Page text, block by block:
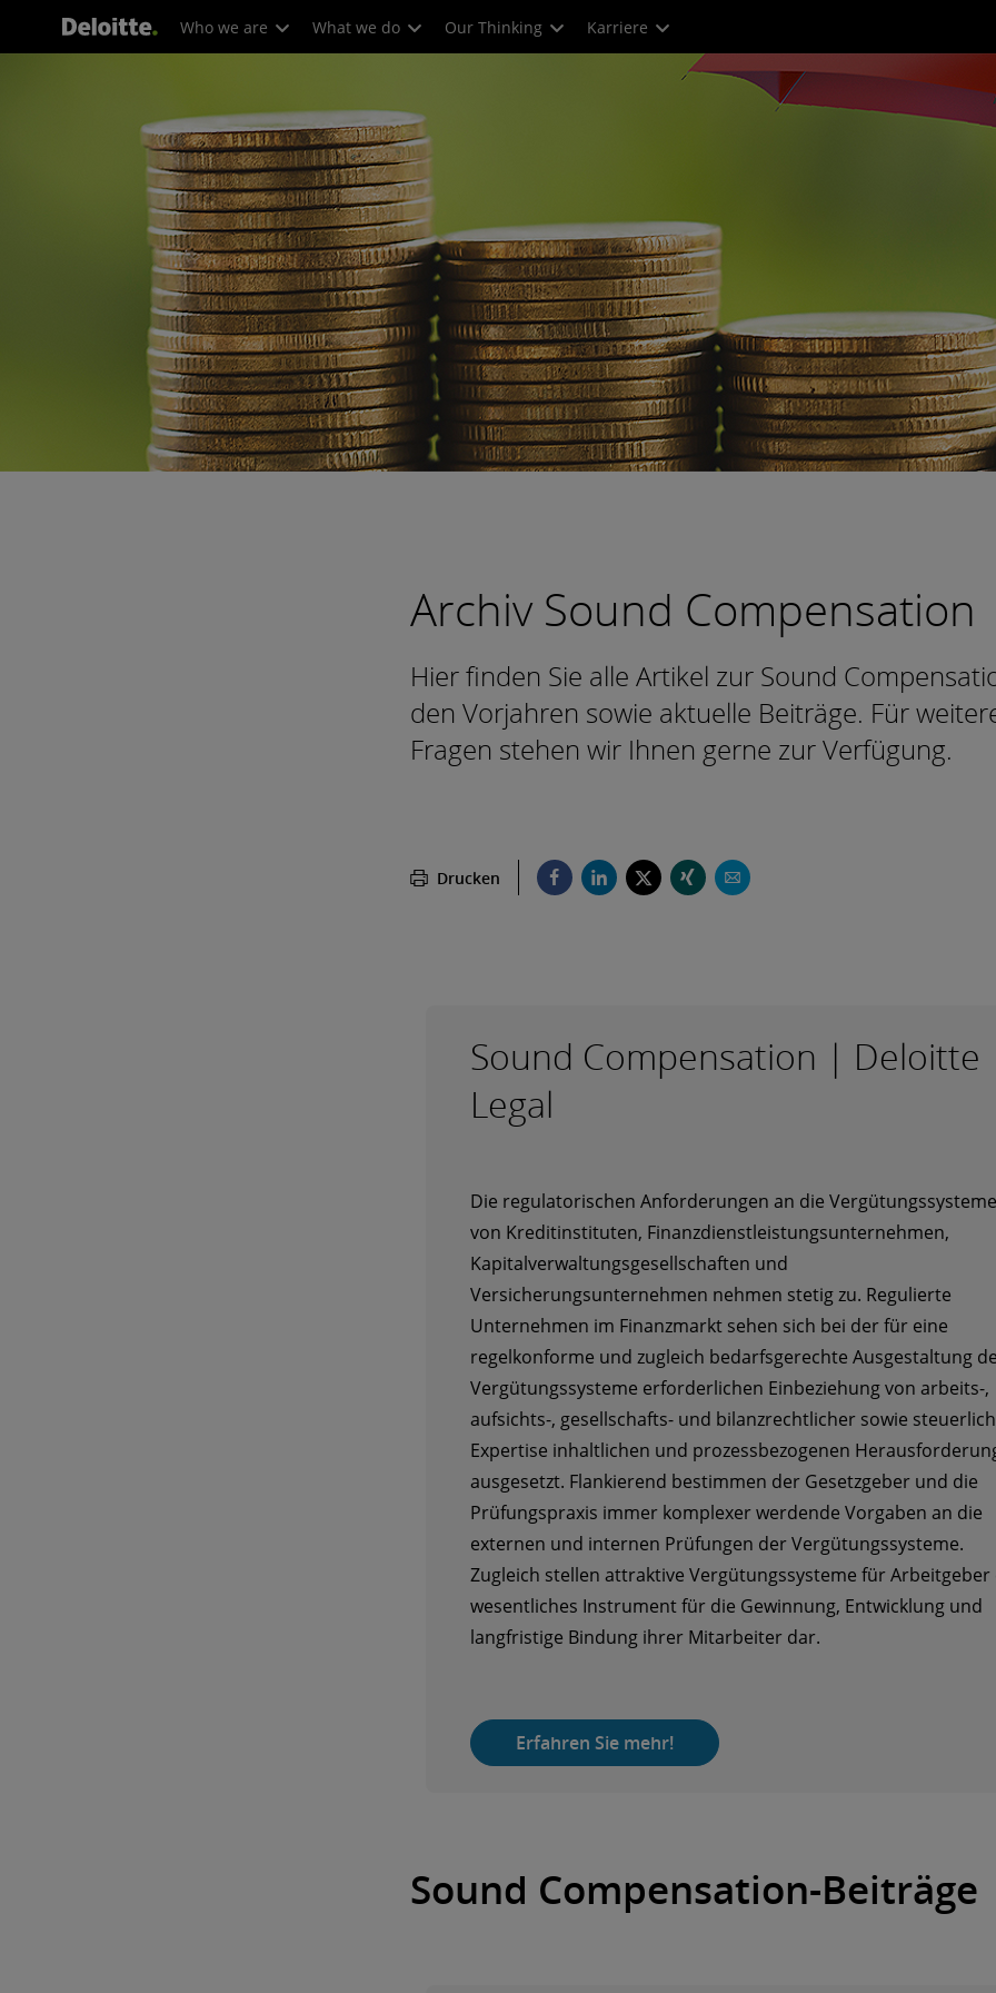
Who we are What we do Our Thinking Karriere
Archiv Sound Compensation
Hier finden Sie alle Artikel zur Sound
den Vorjahren sowie aktuelle Beiträge. Für
Fragen stehen wir Ihnen gerne zur Verfügung.
Drucken
Sound Compensation | Deloitte
Legal
Die regulatorischen Anforderungen an die Vergütungssysteme
von Kreditinstituten, Finanzdienstleistungsunternehmen,
Kapitalverwaltungsgesellschaften und
Versicherungsunternehmen nehmen stetig zu. Regulierte
Unternehmen im Finanzmarkt sehen sich bei der für eine
regelkonforme und zugleich bedarfsgerechte Ausgestaltung
Vergütungssysteme erforderlichen Einbeziehung von arbeits-,
aufsichts-, gesellschafts- und bilanzrechtlicher sowie
Expertise inhaltlichen und prozessbezogenen
ausgesetzt. Flankierend bestimmen der Gesetzgeber und die
Prüfungspraxis immer komplexer werdende Vorgaben an die
externen und internen Prüfungen der Vergütungssysteme.
Zugleich stellen attraktive Vergütungssysteme für Arbeitgeber
wesentliches Instrument für die Gewinnung, Entwicklung und
langfristige Bindung ihrer Mitarbeiter dar.
Erfahren Sie mehr!
Sound Compensation-Beiträge